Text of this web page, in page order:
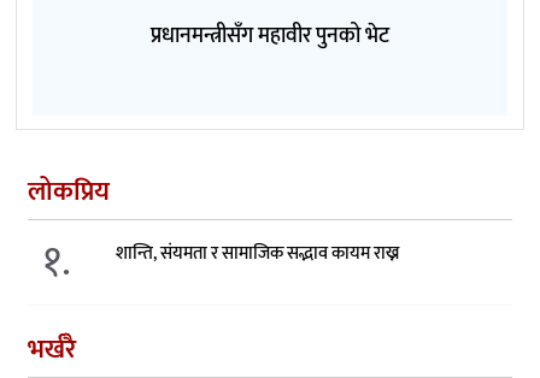
प्रधानमन्त्रीसँग महावीर पुनको भेट
लोकप्रिय
१. शान्ति, संयमता र सामाजिक सद्भाव कायम राख्न
भर्खरै